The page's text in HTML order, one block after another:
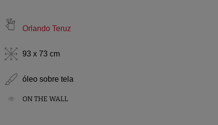
Orlando Teruz
93 x 73 cm
óleo sobre tela
ON THE WALL